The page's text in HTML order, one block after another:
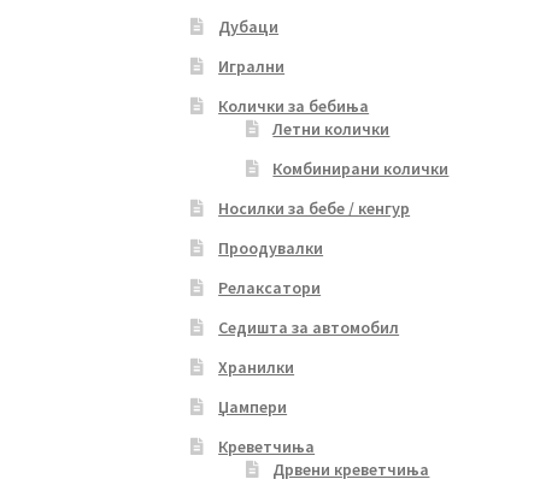
Дубаци
Игрални
Колички за бебиња
Летни колички
Комбинирани колички
Носилки за бебе / кенгур
Проодувалки
Релаксатори
Седишта за автомобил
Хранилки
Џампери
Креветчиња
Дрвени креветчиња